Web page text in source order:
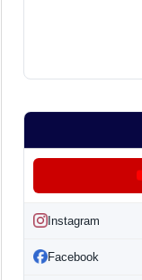
Instagram
Facebook